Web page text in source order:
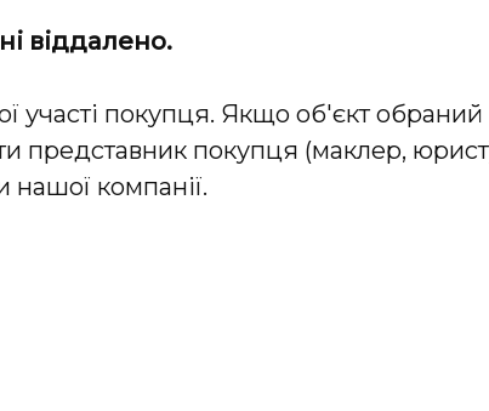
віддалено.
участі покупця. Якщо об'єкт обраний
представник покупця (маклер,
нашої компанії.